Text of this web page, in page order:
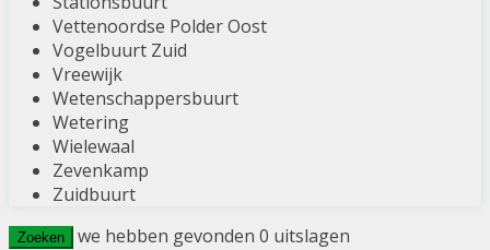
Vettenoordse Polder Oost
Vogelbuurt Zuid
Vreewijk
Wetenschappersbuurt
Wetering
Wielewaal
Zevenkamp
Zuidbuurt
Zoeken we hebben gevonden 0 uitslagen